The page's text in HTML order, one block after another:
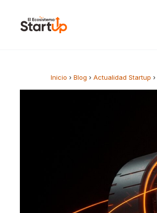
Inicio › Blog › Actualidad Startup ›